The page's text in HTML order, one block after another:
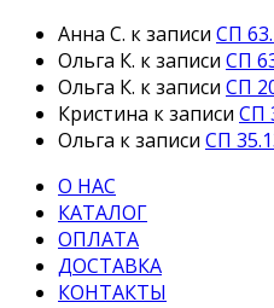
Анна С. к записи СП
Ольга К. к записи СП
Ольга К. к записи СП
Кристина к записи СП
Ольга к записи СП
О НАС
КАТАЛОГ
ОПЛАТА
ДОСТАВКА
КОНТАКТЫ